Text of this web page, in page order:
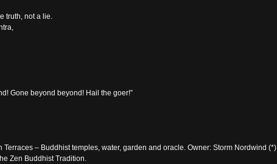
truth, not a lie.
Gone beyond beyond! Hail the goer!”
Terraces – Buddhist temples, water, garden and oracle. Owner: Storm Nordwind (*)
Zen Buddhist Tradition.